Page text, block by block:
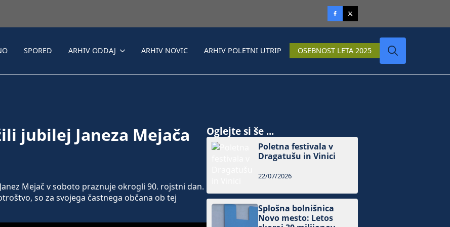
SPORED ARHIV ODDAJ ARHIV NOVIC ARHIV POLETNI UTRIP OSEBNOST LETA 2025
jubilej Janeza Mejača
Mejač v soboto praznuje okrogli 90. rojstni dan.
so za svojega častnega občana ob tej
Oglejte si še ...
Poletna festivala v
Dragatušu in Vinici
22/07/2026
Splošna bolnišnica
Novo mesto: Letos